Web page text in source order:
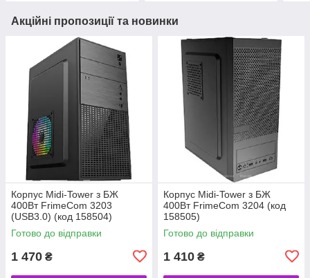
Акційні пропозиції та новинки
Корпус Midi-Tower з БЖ
400Вт FrimeCom 3203
(USB3.0) (код 158504)
Готово до відправки
1 470 ₴
Корпус Midi-Tower з БЖ
400Вт FrimeCom 3204 (код
158505)
Готово до відправки
1 410 ₴